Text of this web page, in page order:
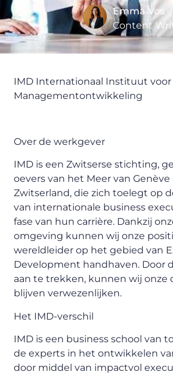
Emma Vos
Content
IMD Internationaal Instituut voor
Managementontwikkeling
Over de werkgever
IMD is een Zwitserse stichting,
oevers van het Meer van Genève
Zwitserland, die zich toelegt op
van internationale business
fase van hun carrière. Dankzij
omgeving kunnen wij onze
wereldleider op het gebied van
Development handhaven. Door
aan te trekken, kunnen wij onze
blijven verwezenlijken.
Het IMD-verschil
IMD is een business school van
de experts in het ontwikkelen
door middel van impactvol